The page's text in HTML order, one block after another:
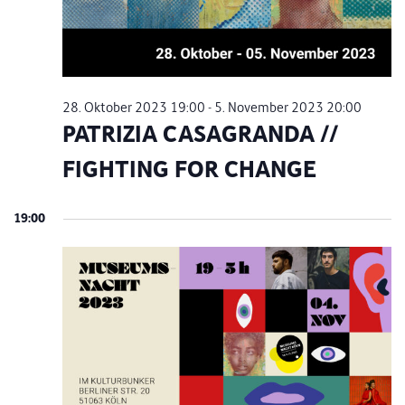
PATRIZIA CASAGRANDA //
FIGHTING FOR CHANGE
28. Oktober 2023 19:00 - 5. November 2023 20:00
19:00